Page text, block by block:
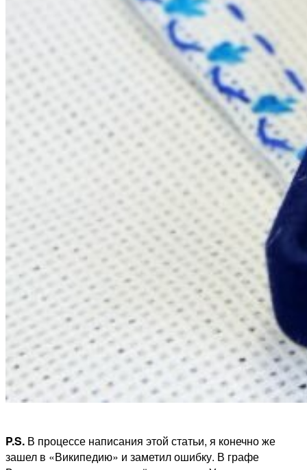
P.S. В процессе написания этой статьи, я конечно же
зашел в «Википедию» и заметил ошибку. В графе